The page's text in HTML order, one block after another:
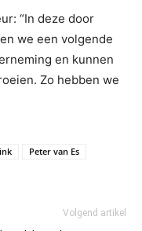
“In deze door
we een volgende
en kunnen
Zo hebben we
Peter van Es
Volgend artikel